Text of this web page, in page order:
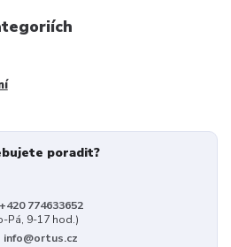
poradit?
+420 774633652
Pá, 9-17 hod.)
info@ortus.cz